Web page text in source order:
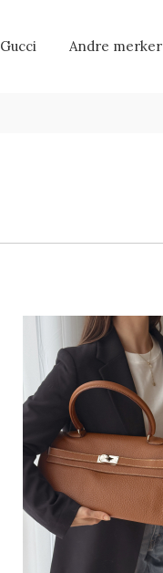
Gucci Andre merker